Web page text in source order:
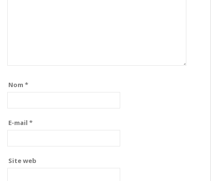
Nom *
E-mail *
Site web